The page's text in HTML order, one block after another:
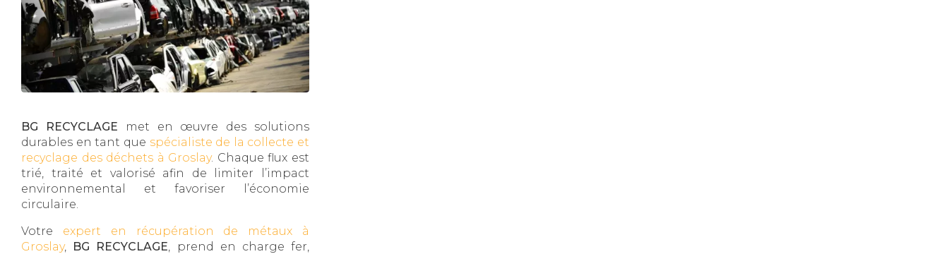
BG RECYCLAGE met en œuvre des solutions
durables en tant que spécialiste de la collecte et
recyclage des déchets à Groslay. Chaque flux est
trié, traité et valorisé afin de limiter l’impact
environnemental et favoriser l’économie
circulaire.
Votre expert en récupération de métaux à
Groslay, BG RECYCLAGE, prend en charge fer,